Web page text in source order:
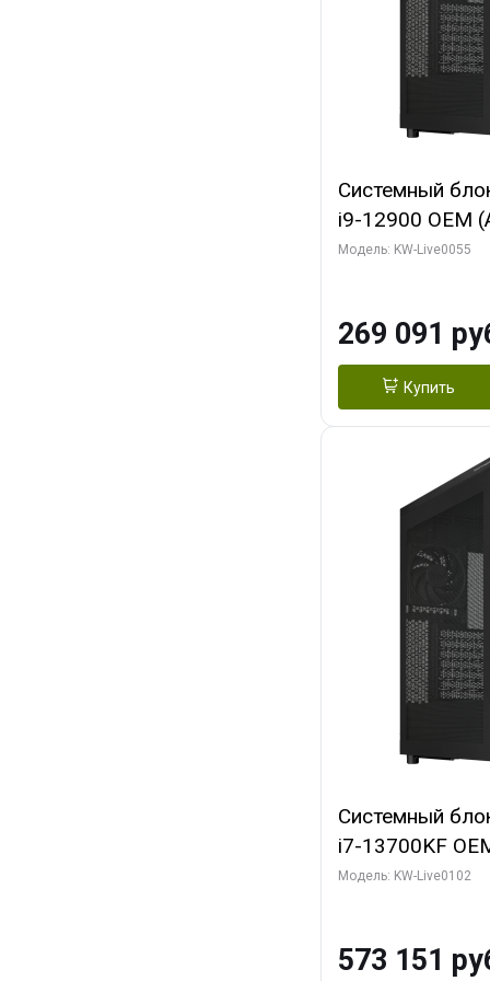
Системный
i9-12900 OEM
C16 8EC/8PC/
HDMI/ 1 ТБ
Модель: KW-Live0055
269 091
Купить
Системный
i7-13700KF
7, C16 8EC/
Turbo/ 960 ГБ
Модель: KW-Live0102
573 151